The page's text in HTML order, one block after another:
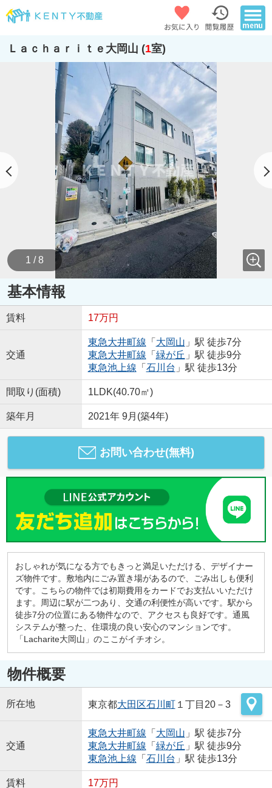
Ｌａｃｈａｒｉｔｅ大岡山 (1室)
1 / 8
基本情報
賃料 17万円
交通
東急大井町線 「 大岡山 」駅 徒歩7分
東急大井町線 「 緑が丘 」駅 徒歩9分
東急池上線 「 石川台 」駅 徒歩13分
間取り(面積) 1LDK(40.70㎡)
築年月 2021年 9月(築4年)
お問い合わせ(無料)
おしゃれが気になる方でもきっと満足いただける、デザイナー
ズ物件です。敷地内にごみ置き場があるので、ごみ出しも便利
です。こちらの物件では初期費用をカードでお支払いいただけ
ます。周辺に駅が二つあり、交通の利便性が高いです。駅から
徒歩7分の位置にある物件なので、アクセスも良好です。通風
システムが整った、住環境の良い安心のマンションです。
「Lacharite大岡山」のここがイチオシ。
物件概要
所在地 東京都大田区石川町１丁目20－3
交通
東急大井町線 「 大岡山 」駅 徒歩7分
東急大井町線 「 緑が丘 」駅 徒歩9分
東急池上線 「 石川台 」駅 徒歩13分
賃料 17万円